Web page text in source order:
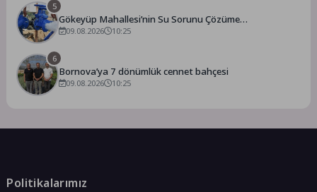
5
Gökeyüp Mahallesi’nin Su Sorunu Çözüme
Kavuşturuldu
09.08.2026 10:25
6
Bornova’ya 7 dönümlük cennet bahçesi
09.08.2026 10:25
Politikalarımız